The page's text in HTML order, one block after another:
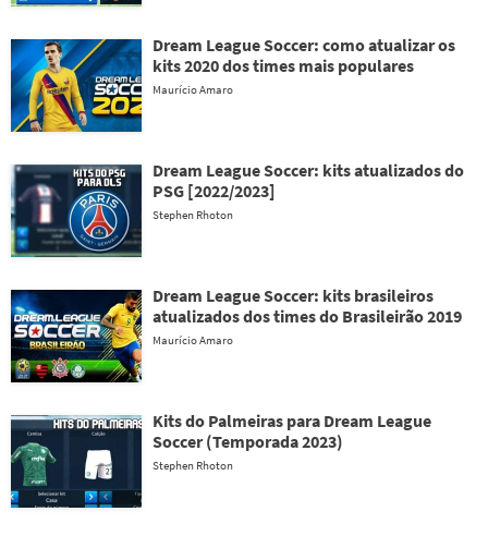
Dream League Soccer: como atualizar os
kits 2020 dos times mais populares
Maurício Amaro
Dream League Soccer: kits atualizados do
PSG [2022/2023]
Stephen Rhoton
Dream League Soccer: kits brasileiros
atualizados dos times do Brasileirão 2019
Maurício Amaro
Kits do Palmeiras para Dream League
Soccer (Temporada 2023)
Stephen Rhoton